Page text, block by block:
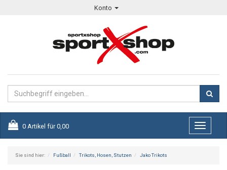
Konto
0 Artikel für 0,00
Toggle
Sie sind hier: Fußball Trikots, Hosen, Stutzen Jako Trikots